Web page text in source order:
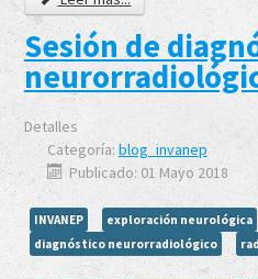
Sesión de
Detalles
Categoría: blog_invanep
Publicado: 01 Mayo 2018
INVANEP
exploración neurológica
diagnóstico neurorradiológico